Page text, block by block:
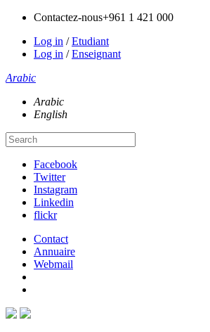
Contactez-nous+961 1 421 000
Log in /Etudiant
Log in /Enseignant
Arabic
Arabic
English
Facebook
Twitter
Instagram
Linkedin
flickr
Contact
Annuaire
Webmail